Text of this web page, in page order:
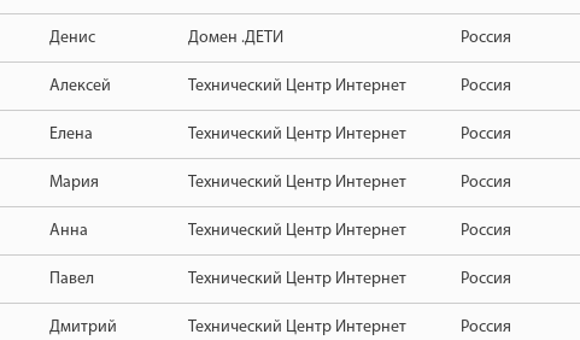
Денис Домен .ДЕТИ Россия
Алексей Технический Центр Интернет Россия
Елена Технический Центр Интернет Россия
Мария Технический Центр Интернет Россия
Анна Технический Центр Интернет Россия
Павел Технический Центр Интернет Россия
Дмитрий Технический Центр Интернет Россия